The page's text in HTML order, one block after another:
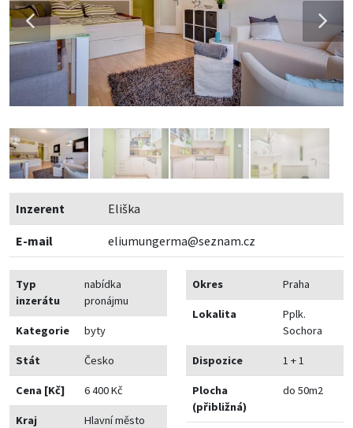
Inzerent Eliška
E-mail eliumungerma@seznam.cz
Typ
inzerátu
nabídka
pronájmu
Kategorie byty
Stát Česko
Cena [Kč] 6 400 Kč
Kraj
Hlavní město
Okres Praha
Lokalita
Pplk.
Sochora
Dispozice 1 + 1
Plocha
(přibližná)
do 50m2